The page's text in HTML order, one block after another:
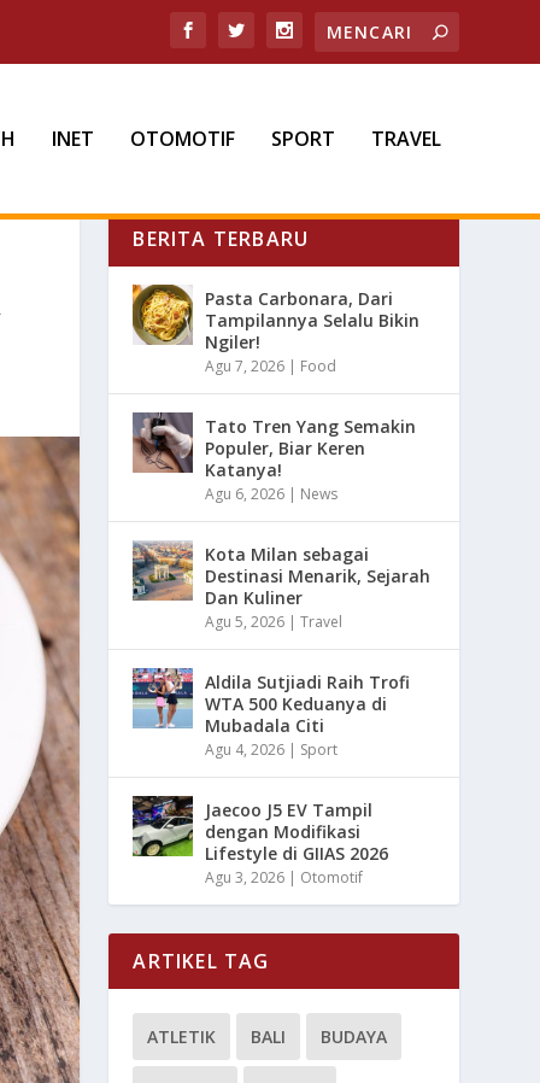
INET OTOMOTIF SPORT TRAVEL
BERITA TERBARU
Pasta Carbonara, Dari
Tampilannya Selalu Bikin
Ngiler!
Agu 7, 2026 | Food
Tato Tren Yang Semakin
Populer, Biar Keren
Katanya!
Agu 6, 2026 | News
Kota Milan sebagai
Destinasi Menarik, Sejarah
Dan Kuliner
Agu 5, 2026 |Travel
Aldila Sutjiadi Raih Trofi
WTA 500 Keduanya di
Mubadala Citi
Agu 4, 2026 | Sport
Jaecoo J5 EV Tampil
dengan Modifikasi
Lifestyle di GIIAS 2026
Agu 3, 2026 | Otomotif
ARTIKEL TAG
ATLETIK BALI BUDAYA